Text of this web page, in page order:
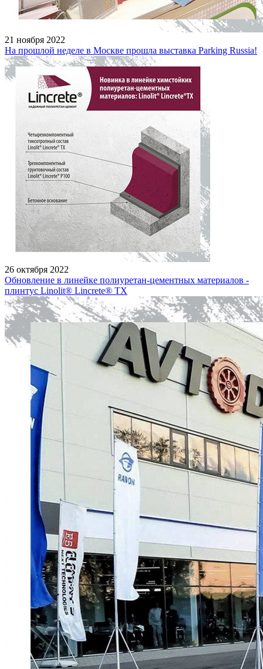
21 ноября 2022
На прошлой неделе в Москве прошла выставка Parking Russia!
26 октября 2022
Обновление в линейке полиуретан-цементных материалов -
плинтус Linolit® Lincrete® ТХ